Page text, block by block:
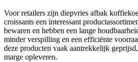
Voor retailers zijn diepvries afbak
croissants een interessant
bewaren en hebben een lange
minder verspilling en een efficiënte
deze producten vaak aantrekkelijk
marge opleveren.